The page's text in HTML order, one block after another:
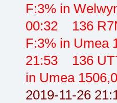
F:3% in
00:32 136
F:3% in Umea
21:53 136
in Umea
2019-11-26